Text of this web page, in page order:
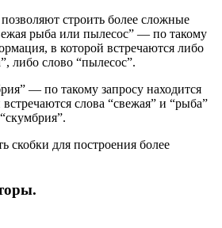
строить более сложные
рыба или пылесос” — по такому
в которой встречаются либо
либо слово “пылесос”.
— по такому запросу находится
слова “свежая” и “рыба”
скобки для построения более